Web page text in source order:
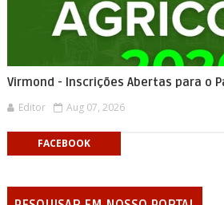
Virmond - Inscrições Abertas para o
Editor Aug 07, 2026
FACEBOOK